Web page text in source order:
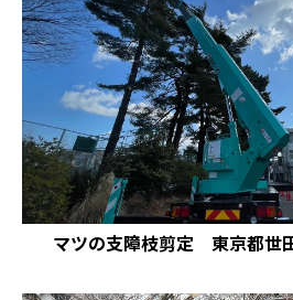
マツの支障枝剪定 東京都